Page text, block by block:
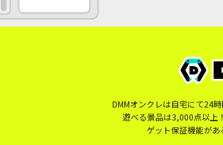
DMMオンクレは自宅にて24
遊べる景品は3,000点以上
ゲット保証機能があ